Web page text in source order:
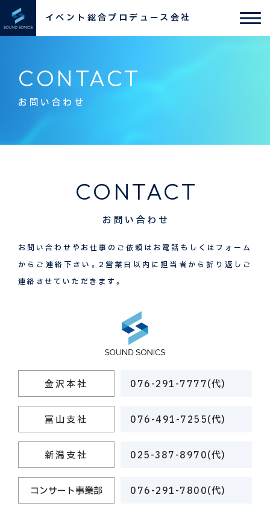
イベント総合プロデュース会社
CONTACT
お問い合わせ
CONTACT
お問い合わせ
お問い合わせやお仕事のご依頼はお電話もしくはフォーム
からご連絡下さい。2営業日以内に担当者から折り返しご
連絡させていただきます。
金沢本社 076-291-7777(代)
富山支社 076-491-7255(代)
新潟支社 025-387-8970(代)
コンサート事業部 076-291-7800(代)